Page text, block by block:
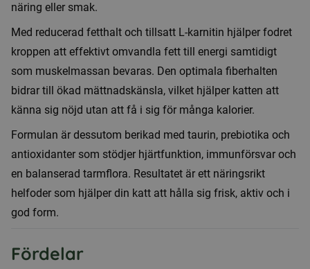
näring eller smak.
Med reducerad fetthalt och tillsatt L-karnitin hjälper fodret
kroppen att effektivt omvandla fett till energi samtidigt
som muskelmassan bevaras. Den optimala fiberhalten
bidrar till ökad mättnadskänsla, vilket hjälper katten att
känna sig nöjd utan att få i sig för många kalorier.
Formulan är dessutom berikad med taurin, prebiotika och
antioxidanter som stödjer hjärtfunktion, immunförsvar och
en balanserad tarmflora. Resultatet är ett näringsrikt
helfoder som hjälper din katt att hålla sig frisk, aktiv och i
god form.
Fördelar